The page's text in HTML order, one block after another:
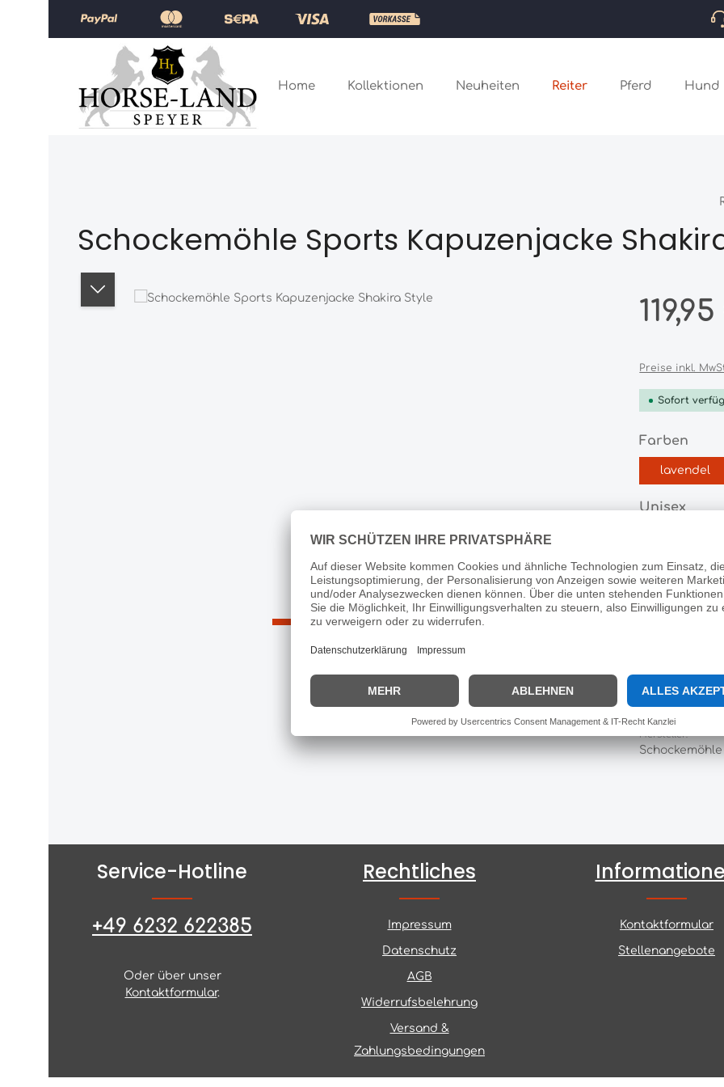
Zum Hauptinhalt springen
Zur Hauptnavigation springen
Home Kollektionen Neuheiten Reiter Pferd Hund
Schockemöhle Sports Kapuzenjacke
Bildergalerie überspringen Regulärer Preis:
Preise inkl.
Sofort
Farben
lavendel
Unisex
Produkt
HL188741.474.07
Hersteller:
Service-Hotline
+49 6232 622385
Oder über unser
Kontaktformular.
Rechtliches
Impressum
Datenschutz
AGB
Widerrufsbelehrung
Versand &
Zahlungsbedingungen
Kontaktformular
Stellenangebote